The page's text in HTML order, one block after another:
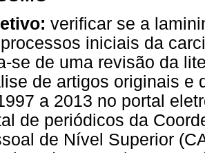
verificar se a
iniciais da
se de uma revisão da
de artigos originais e
a 2013 no portal
de periódicos da
de Nível Superior